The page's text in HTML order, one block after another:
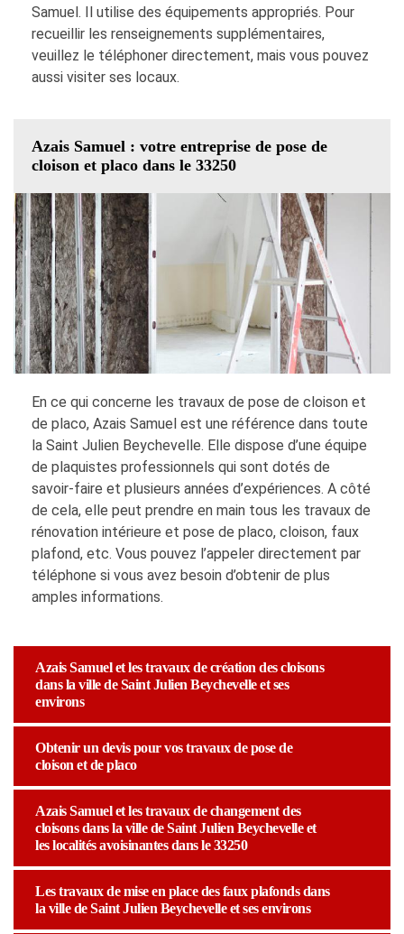
Samuel. Il utilise des équipements appropriés. Pour
recueillir les renseignements supplémentaires,
veuillez le téléphoner directement, mais vous pouvez
aussi visiter ses locaux.
Azais Samuel : votre entreprise de pose de
cloison et placo dans le 33250
En ce qui concerne les travaux de pose de cloison et
de placo, Azais Samuel est une référence dans toute
la Saint Julien Beychevelle. Elle dispose d’une équipe
de plaquistes professionnels qui sont dotés de
savoir-faire et plusieurs années d’expériences. A côté
de cela, elle peut prendre en main tous les travaux de
rénovation intérieure et pose de placo, cloison, faux
plafond, etc. Vous pouvez l’appeler directement par
téléphone si vous avez besoin d’obtenir de plus
amples informations.
Azais Samuel et les travaux de création des cloisons
dans la ville de Saint Julien Beychevelle et ses
environs
Obtenir un devis pour vos travaux de pose de
cloison et de placo
Azais Samuel et les travaux de changement des
cloisons dans la ville de Saint Julien Beychevelle et
les localités avoisinantes dans le 33250
Les travaux de mise en place des faux plafonds dans
la ville de Saint Julien Beychevelle et ses environs